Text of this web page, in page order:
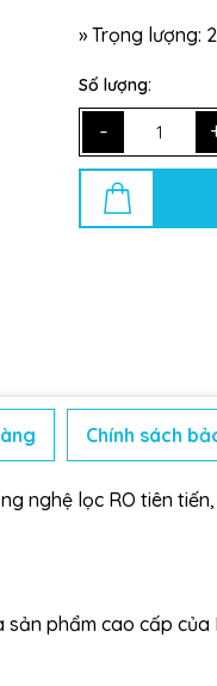
» Trọng lượng:
Số lượng:
-
Chính sách
nghệ lọc RO tiên
sản phẩm cao cấp